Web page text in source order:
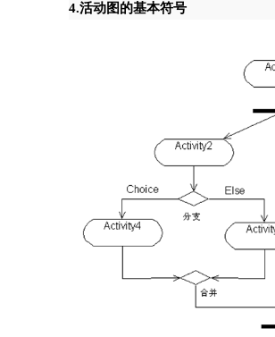
4.活动图的基本符号